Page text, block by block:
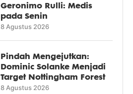
Geronimo Rulli: Medis
pada Senin
8 Agustus 2026
Pindah Mengejutkan:
Dominic Solanke Menjadi
Target Nottingham Forest
8 Agustus 2026